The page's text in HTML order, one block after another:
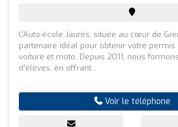
L’Auto-école Jaurès, située au cœur de
partenaire idéal pour obtenir votre permis
voiture et moto. Depuis 2011, nous
d'élèves, en offrant...
Voir le téléphone